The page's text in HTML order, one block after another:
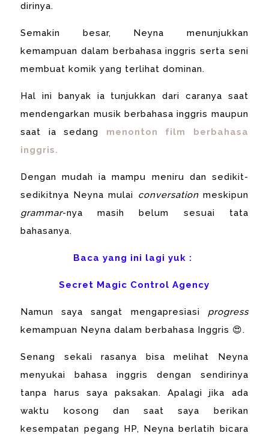
dirinya.
Semakin besar, Neyna menunjukkan
kemampuan dalam berbahasa inggris serta seni
membuat komik yang terlihat dominan.
Hal ini banyak ia tunjukkan dari caranya saat
mendengarkan musik berbahasa inggris maupun
saat ia sedang menonton film berbahasa
inggris.
Dengan mudah ia mampu meniru dan sedikit-
sedikitnya Neyna mulai conversation meskipun
grammar-nya masih belum sesuai tata
bahasanya.
Baca yang ini lagi yuk :
Secret Magic Control Agency
Namun saya sangat mengapresiasi progress
kemampuan Neyna dalam berbahasa Inggris 😍.
Senang sekali rasanya bisa melihat Neyna
menyukai bahasa inggris dengan sendirinya
tanpa harus saya paksakan. Apalagi jika ada
waktu kosong dan saat saya berikan
kesempatan pegang HP, Neyna berlatih bicara